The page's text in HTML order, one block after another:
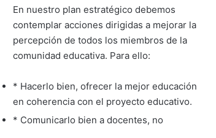
En nuestro plan estratégico debemos
contemplar acciones dirigidas a mejorar la
percepción de todos los miembros de la
comunidad educativa. Para ello:
* Hacerlo bien, ofrecer la mejor educación
en coherencia con el proyecto educativo.
* Comunicarlo bien a docentes, no